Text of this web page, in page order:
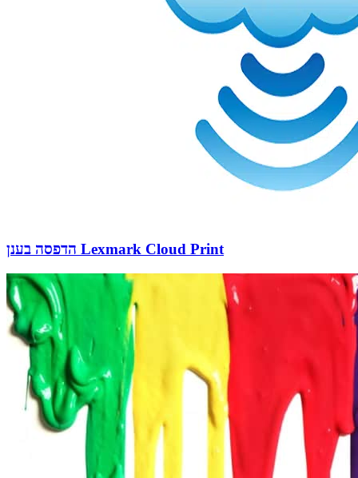
הדפסה בענן Lexmark Cloud Print